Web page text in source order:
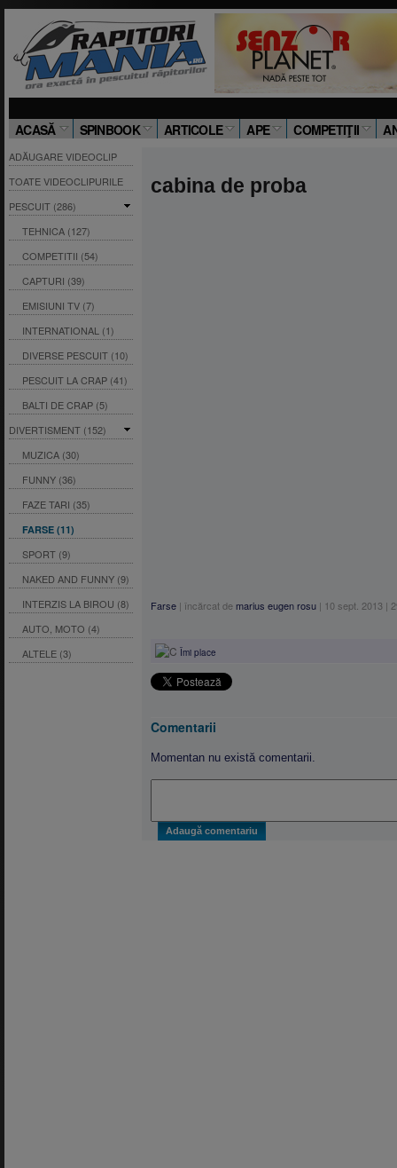
ACASĂ SPINBOOK ARTICOLE APE COMPETIŢII
ADĂUGARE VIDEOCLIP
TOATE VIDEOCLIPURILE
PESCUIT (286)
TEHNICA (127)
COMPETITII (54)
CAPTURI (39)
EMISIUNI TV (7)
INTERNATIONAL (1)
DIVERSE PESCUIT (10)
PESCUIT LA CRAP (41)
BALTI DE CRAP (5)
DIVERTISMENT (152)
MUZICA (30)
FUNNY (36)
FAZE TARI (35)
FARSE (11)
SPORT (9)
NAKED AND FUNNY (9)
INTERZIS LA BIROU (8)
AUTO, MOTO (4)
ALTELE (3)
cabina de proba
Farse | încărcat demarius eugen rosu | 10 sept. 2013 |
Îmi place
Comentarii
Momentan nu există comentarii.